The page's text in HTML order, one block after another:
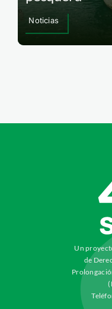
Noticias
Un
de